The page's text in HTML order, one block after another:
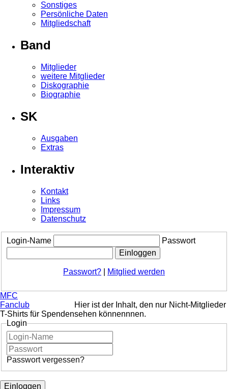
Sonstiges
Persönliche Daten
Mitgliedschaft
Band
Mitglieder
weitere Mitglieder
Diskographie
Biographie
SK
Ausgaben
Extras
Interaktiv
Kontakt
Links
Impressum
Datenschutz
Login-Name Passwort
Passwort? Mitglied werden
MFC
Fanclub
T-Shirts für Spenden
Hier ist der Inhalt, den nur Nicht-Mitglieder
sehen könnennnen.
Login
Passwort vergessen?